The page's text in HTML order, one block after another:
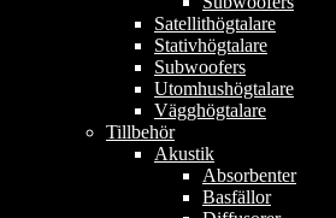
Satellithögtalare
Stativhögtalare
Subwoofers
Utomhushögtalare
Vägghögtalare
Tillbehör
Akustik
Absorbenter
Basfällor